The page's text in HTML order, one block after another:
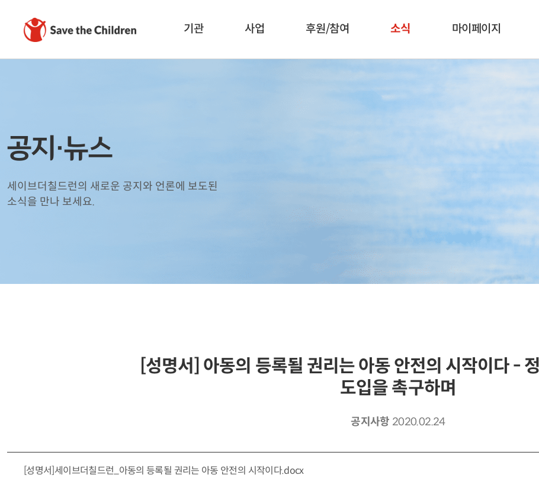
기관 사업 후원/참여 소식 마이페이지
공지·뉴스
세이브더칠드런의 새로운 공지와 언론에 보도된
소식을 만나 보세요.
[성명서] 아동의 등록될 권리는 아동 안전의 시작이다 -
도입을 촉구하며
공지사항 2020.02.24
[성명서]세이브더칠드런_아동의 등록될 권리는 아동 안전의 시작이다.docx